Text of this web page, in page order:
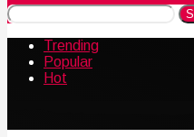
Trending
Popular
Hot